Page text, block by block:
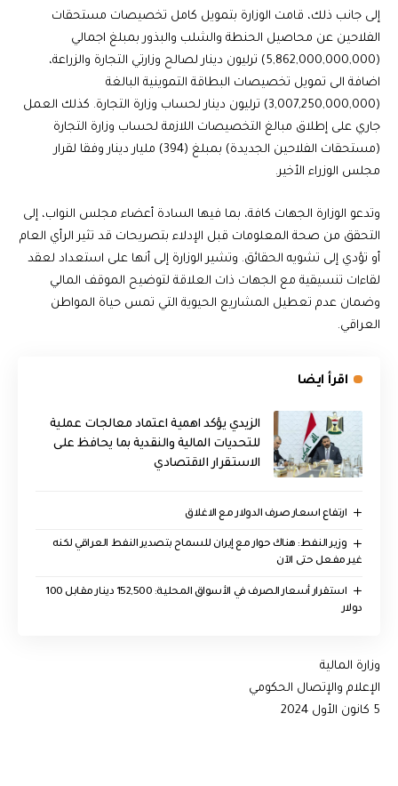
إلى جانب ذلك، قامت الوزارة بتمويل كامل تخصيصات مستحقات
الفلاحين عن محاصيل الحنطة والشلب والبذور بمبلغ اجمالي
(5,862,000,000,000) ترليون دينار لصالح وزارتي التجارة والزراعة،
اضافة الى تمويل تخصيصات البطاقة التموينية البالغة
(3,007,250,000,000) ترليون دينار لحساب وزارة التجارة. كذلك العمل
جاري على إطلاق مبالغ التخصيصات اللازمة لحساب وزارة التجارة
(مستحقات الفلاحين الجديدة) بمبلغ (394) مليار دينار وفقا لقرار
مجلس الوزراء الأخير.
وتدعو الوزارة الجهات كافة، بما فيها السادة أعضاء مجلس النواب، إلى
التحقق من صحة المعلومات قبل الإدلاء بتصريحات قد تثير الرأي العام
أو تؤدي إلى تشويه الحقائق. وتشير الوزارة إلى أنها على استعداد لعقد
لقاءات تنسيقية مع الجهات ذات العلاقة لتوضيح الموقف المالي
وضمان عدم تعطيل المشاريع الحيوية التي تمس حياة المواطن
العراقي.
اقرأ ايضا
الزيدي يؤكد اهمية اعتماد معالجات عملية
للتحديات المالية والنقدية بما يحافظ على
الاستقرار الاقتصادي
ارتفاع اسعار صرف الدولار مع الاغلاق
وزير النفط: هناك حوار مع إيران للسماح بتصدير النفط العراقي لكنه
غير مفعل حتى الآن
استقرار أسعار الصرف في الأسواق المحلية: 152,500 دينار مقابل 100
دولار
وزارة المالية
الإعلام والإتصال الحكومي
5 كانون الأول 2024